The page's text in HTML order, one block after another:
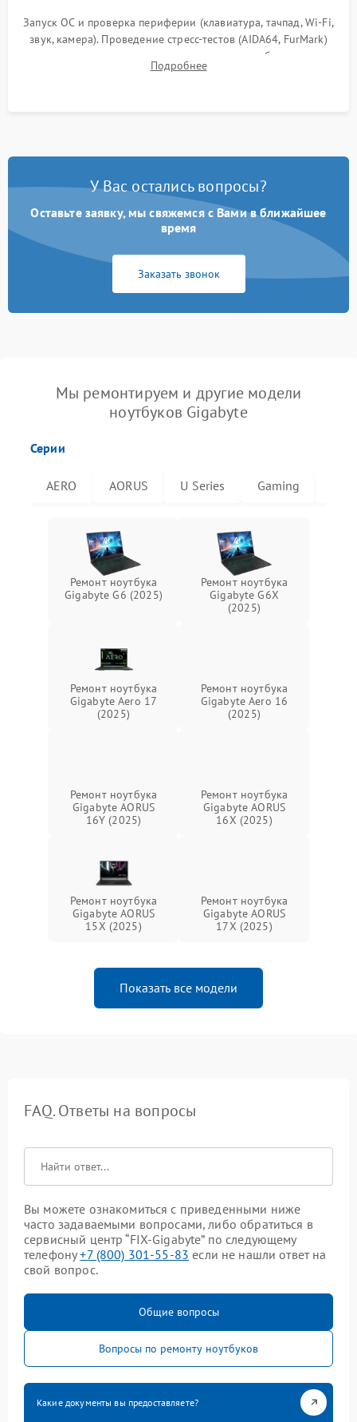
Запуск ОС и проверка периферии (клавиатура, тачпад, Wi-Fi,
звук, камера). Проведение стресс-тестов (AIDA64, FurMark)
для контроля температурного режима и стабильности
системы под пиковой нагрузкой.
Подробнее
У Вас остались вопросы?
Оставьте заявку, мы свяжемся с Вами в ближайшее
время
Заказать звонок
Мы ремонтируем и другие модели
ноутбуков Gigabyte
Серии
AERO AORUS U Series Gaming
Ремонт ноутбука
Gigabyte G6 (2025)
Ремонт ноутбука
Gigabyte G6X
(2025)
Ремонт ноутбука
Gigabyte Aero 17
(2025)
Ремонт ноутбука
Gigabyte Aero 16
(2025)
Ремонт ноутбука
Gigabyte AORUS
16Y (2025)
Ремонт ноутбука
Gigabyte AORUS
16X (2025)
Ремонт ноутбука
Gigabyte AORUS
15X (2025)
Ремонт ноутбука
Gigabyte AORUS
17X (2025)
Показать все модели
FAQ. Ответы на вопросы
Вы можете ознакомиться с приведенными ниже
часто задаваемыми вопросами, либо обратиться в
сервисный центр “FIX-Gigabyte” по следующему
телефону+7 (800) 301-55-83 если не нашли ответ на
свой вопрос.
Общие вопросы
Вопросы по ремонту ноутбуков
Какие документы вы предоставляете?